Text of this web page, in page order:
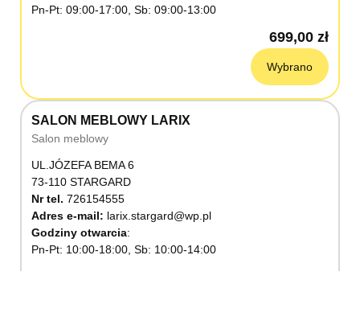
Pn-Pt: 09:00-17:00, Sb: 09:00-13:00
699,00 zł
Wybrano
SALON MEBLOWY LARIX
Salon meblowy
UL.JÓZEFA BEMA 6
73-110 STARGARD
Nr tel. 726154555
Adres e-mail: larix.stargard@wp.pl
Godziny otwarcia
Pn-Pt: 10:00-18:00, Sb: 10:00-14:00